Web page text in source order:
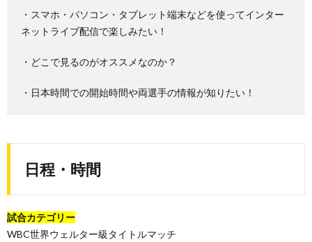
・スマホ・パソコン・タブレット端末などを使ってインター
ネットライブ配信で楽しみたい！
・どこで見るのがオススメなのか？
・日本時間での開始時間や両選手の情報が知りたい！
日程・時間
試合カテゴリー
WBC世界ウェルター級タイトルマッチ